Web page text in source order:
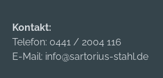
Feinstahlblech •
Farbe: orange
Hersteller: W.
Söhngen GmbH,
Kontakt:
Telefon: 0441 / 2004 116
E-Mail: info@sartorius-stahl.de